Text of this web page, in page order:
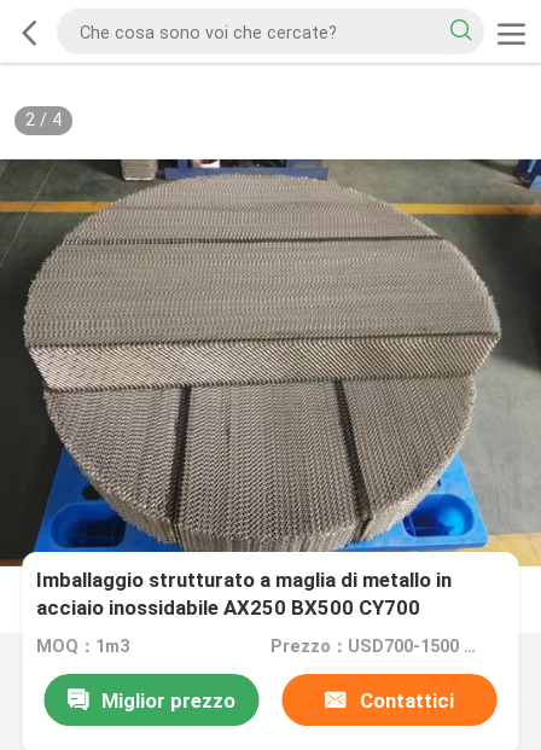
2/ 4
Imballaggio strutturato a maglia di metallo in
acciaio inossidabile AX250 BX500 CY700
MOQ：1m3 Prezzo：USD700-1500 per cubic metre
Miglior prezzo Contattici